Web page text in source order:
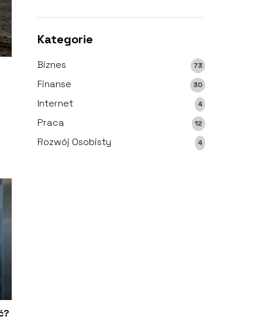
Kategorie
Biznes 73
Finanse 30
Internet 4
Praca 12
Rozwój Osobisty 4